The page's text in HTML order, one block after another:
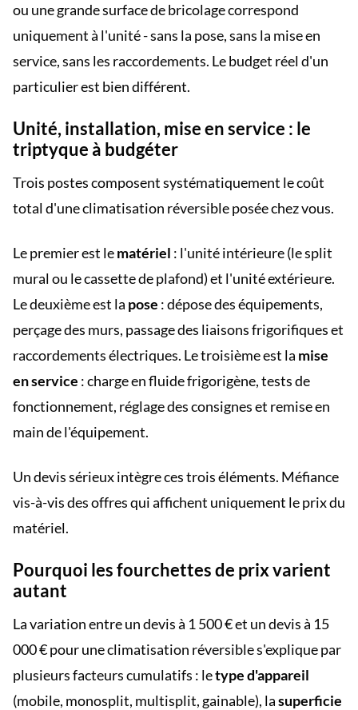
ou une grande surface de bricolage correspond
uniquement à l'unité - sans la pose, sans la mise en
service, sans les raccordements. Le budget réel d'un
particulier est bien différent.
Unité, installation, mise en service : le
triptyque à budgéter
Trois postes composent systématiquement le coût
total d'une climatisation réversible posée chez vous.
Le premier est lematériel : l'unité intérieure (le split
mural ou le cassette de plafond) et l'unité extérieure.
Le deuxième est la pose : dépose des équipements,
perçage des murs, passage des liaisons frigorifiques et
raccordements électriques. Le troisième est la mise
en service : charge en fluide frigorigène, tests de
fonctionnement, réglage des consignes et remise en
main de l'équipement.
Un devis sérieux intègre ces trois éléments. Méfiance
vis-à-vis des offres qui affichent uniquement le prix du
matériel.
Pourquoi les fourchettes de prix varient
autant
La variation entre un devis à 1 500 € et un devis à 15
000 € pour une climatisation réversible s'explique par
plusieurs facteurs cumulatifs : letype d'appareil
(mobile, monosplit, multisplit, gainable), lasuperficie